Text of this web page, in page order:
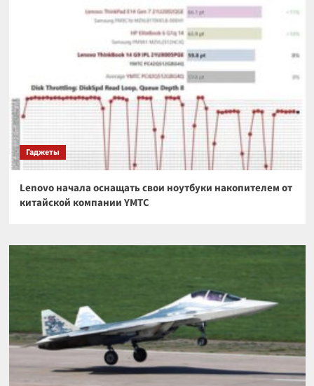
Гаджеты
Lenovo начала оснащать свои ноутбуки накопителем от
китайской компании YMTC